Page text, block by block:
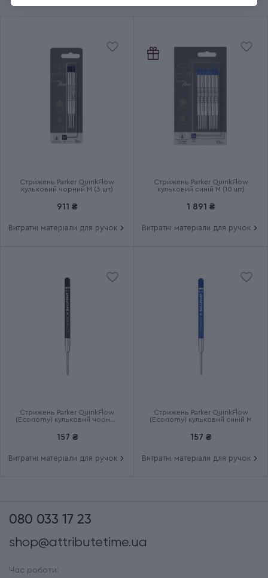
Стрижень Parker QuinkFlow
кульковий чорний M (3 шт)
911 ₴
Витратні матеріали для ручок
Стрижень Parker QuinkFlow
кульковий синій M (10 шт)
1 891 ₴
Витратні матеріали для ручок
Стрижень Parker QuinkFlow
(Economy) кульковий чорний
157 ₴
Витратні матеріали для ручок
Стрижень Parker QuinkFlow
(Economy) кульковий синій M
157 ₴
Витратні матеріали для ручок
080 033 17 23
shop@attributetime.ua
Час роботи: